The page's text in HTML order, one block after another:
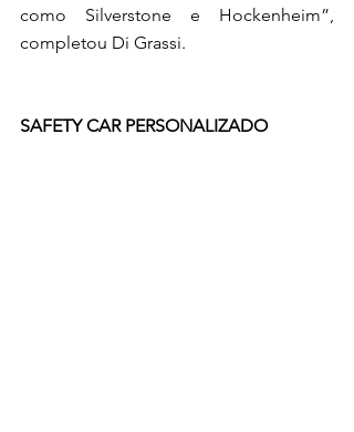
como Silverstone e Hockenheim”,
completou Di Grassi.
SAFETY CAR PERSONALIZADO